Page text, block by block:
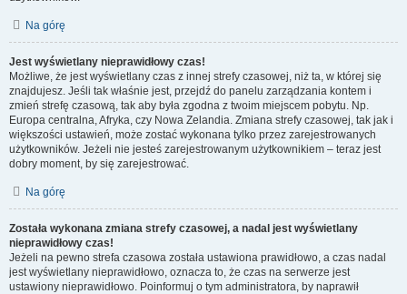
Na górę
Jest wyświetlany nieprawidłowy czas!
Możliwe, że jest wyświetlany czas z innej strefy czasowej, niż ta, w której się
znajdujesz. Jeśli tak właśnie jest, przejdź do panelu zarządzania kontem i
zmień strefę czasową, tak aby była zgodna z twoim miejscem pobytu. Np.
Europa centralna, Afryka, czy Nowa Zelandia. Zmiana strefy czasowej, tak jak i
większości ustawień, może zostać wykonana tylko przez zarejestrowanych
użytkowników. Jeżeli nie jesteś zarejestrowanym użytkownikiem – teraz jest
dobry moment, by się zarejestrować.
Na górę
Została wykonana zmiana strefy czasowej, a nadal jest wyświetlany
nieprawidłowy czas!
Jeżeli na pewno strefa czasowa została ustawiona prawidłowo, a czas nadal
jest wyświetlany nieprawidłowo, oznacza to, że czas na serwerze jest
ustawiony nieprawidłowo. Poinformuj o tym administratora, by naprawił